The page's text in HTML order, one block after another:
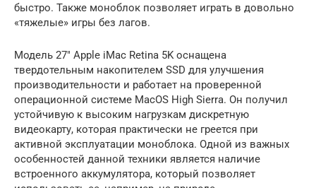
быстро. Также моноблок позволяет играть в довольно
«тяжелые» игры без лагов.
Модель 27″ Apple iMac Retina 5K оснащена
твердотельным накопителем SSD для улучшения
производительности и работает на проверенной
операционной системе MacOS High Sierra. Он получил
устойчивую к высоким нагрузкам дискретную
видеокарту, которая практически не греется при
активной эксплуатации моноблока. Одной из важных
особенностей данной техники является наличие
встроенного аккумулятора, который позволяет